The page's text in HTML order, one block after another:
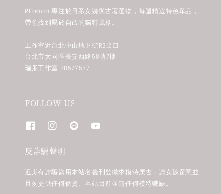
REreburn 專注於日系女裝與古著選物，每週精選特色單品，
帶你找到屬於自己的獨特風格。
工作室近台北中山地下街R3出口
台北市大同區長安西路58號7樓
瑞朋工作室 38577587
FOLLOW US
反詐騙聲明
近期有詐騙盜用本站名義刊登徵求模特廣告，請女孩留意並
且勿提供任何個資。本站目前並無任何模特職缺。